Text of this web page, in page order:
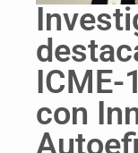
ICME-
con